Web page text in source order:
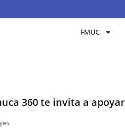
FMUC
360 te invita a